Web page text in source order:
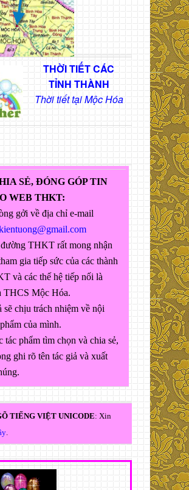
THỜI TIẾT CÁC
TỈNH THÀNH
Thời tiết tại Mộc Hóa
SẺ, ĐÓNG GÓP TIN
WEB THKT:
gởi về địa chỉ e-mail
THKT rất mong nhận
gia tiếp sức của các thành
và các thế hệ tiếp nối là
THCS Mộc Hóa.
sẽ chịu trách nhiệm về nội
của mình.
tác phẩm tìm chọn và chia sẻ,
ghi rõ tên tác giả và xuất
TIẾNG VIỆT UNICODE: Xin
.